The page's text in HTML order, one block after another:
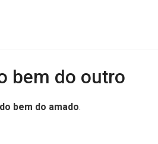
bem do outro
bem do amado.